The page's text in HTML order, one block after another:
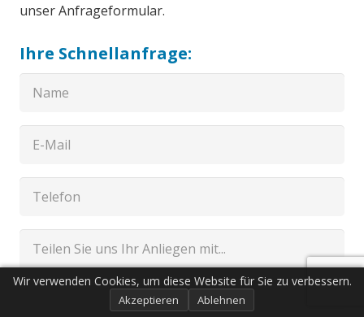
unser Anfrageformular.
Ihre Schnellanfrage:
Wir verwenden Cookies, um diese Website für Sie zu verbessern.
Akzeptieren Ablehnen